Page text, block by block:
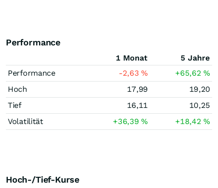
Performance
1 Monat
5 Jahre
Performance
-2,63% +65,62%
Hoch
17,99
19,20
Tief
16,11
10,25
Volatilität
+36,39% +18,42%
Hoch-/Tief-Kurse